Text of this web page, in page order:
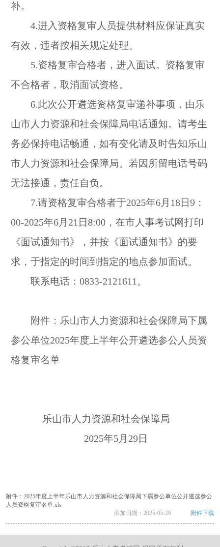
补。
4.进入资格复审人员提供材料应保证真实
有效，违者按相关规定处理。
5.资格复审合格者，进入面试。资格复审
不合格者，取消面试资格。
6.此次公开遴选资格复审递补事项，由乐
山市人力资源和社会保障局电话通知。请考生
务必保持电话畅通，如有变化请及时告知乐山
市人力资源和社会保障局。若因所留电话号码
无法接通，责任自负。
7.请资格复审合格者于2025年6月18日9：
00-2025年6月21日8:00，在市人事考试网打印
《面试通知书》，并按《面试通知书》的要
求，于指定的时间到指定的地点参加面试。
联系电话：0833-2121611。
附件：乐山市人力资源和社会保障局下属
参公单位2025年度上半年公开遴选参公人员资
格复审名单
乐山市人力资源和社会保障局
2025年5月29日
附件：2025年度上半年乐山市人力资源和社会保障局下属参公单位公开遴选参公
人员资格复审名单.xls
添加日期： 2025-05-29 附件下载